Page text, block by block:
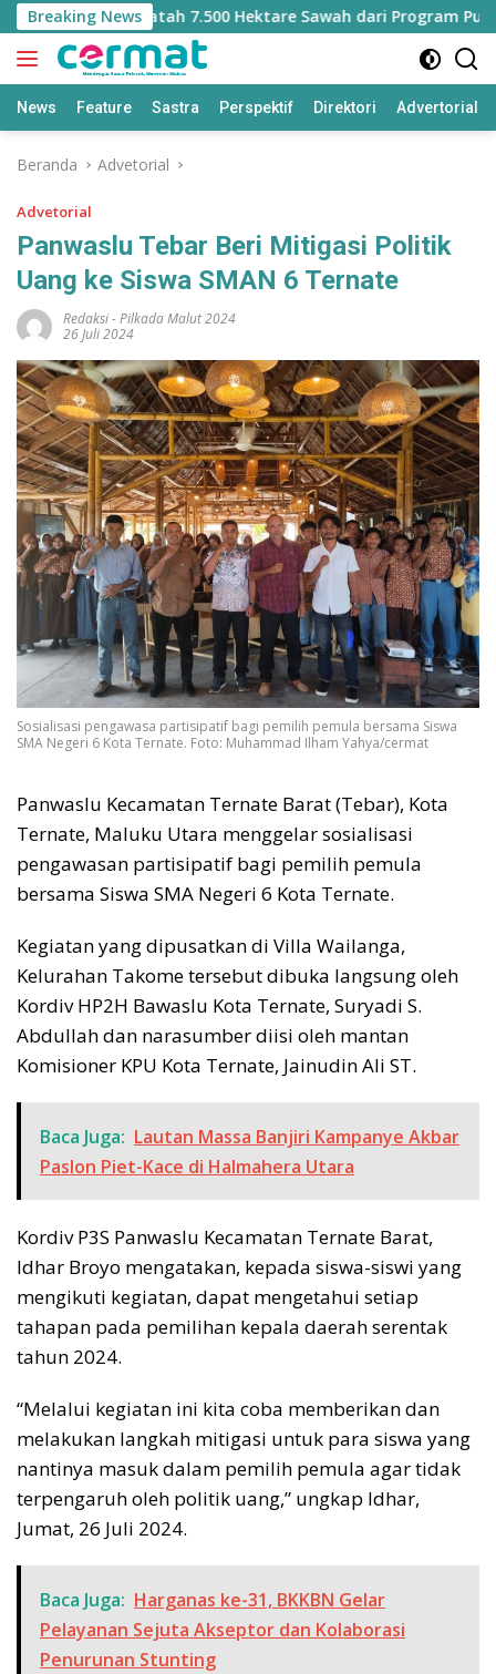
Langsung
ke
konten
Breaking News
Kehilangan Jatah 7.500 Hektare Sawah dari Program Pusat
News Feature Sastra Perspektif Direktori Advertorial
Beranda Advetorial
Advetorial
Panwaslu Tebar Beri Mitigasi Politik
Uang ke Siswa SMAN 6 Ternate
Redaksi-Pilkada Malut 2024
26 Juli 2024
Sosialisasi pengawasa partisipatif bagi pemilih pemula bersama Siswa
SMA Negeri 6 Kota Ternate. Foto: Muhammad Ilham Yahya/cermat
Panwaslu Kecamatan Ternate Barat (Tebar), Kota
Ternate, Maluku Utara menggelar sosialisasi
pengawasan partisipatif bagi pemilih pemula
bersama Siswa SMA Negeri 6 Kota Ternate.
Kegiatan yang dipusatkan di Villa Wailanga,
Kelurahan Takome tersebut dibuka langsung oleh
Kordiv HP2H Bawaslu Kota Ternate, Suryadi S.
Abdullah dan narasumber diisi oleh mantan
Komisioner KPU Kota Ternate, Jainudin Ali ST.
Baca Juga: Lautan Massa Banjiri Kampanye Akbar
Paslon Piet-Kace di Halmahera Utara
Kordiv P3S Panwaslu Kecamatan Ternate Barat,
Idhar Broyo mengatakan, kepada siswa-siswi yang
mengikuti kegiatan, dapat mengetahui setiap
tahapan pada pemilihan kepala daerah serentak
tahun 2024.
“Melalui kegiatan ini kita coba memberikan dan
melakukan langkah mitigasi untuk para siswa yang
nantinya masuk dalam pemilih pemula agar tidak
terpengaruh oleh politik uang,” ungkap Idhar,
Jumat, 26 Juli 2024.
Baca Juga: Harganas ke-31, BKKBN Gelar
Pelayanan Sejuta Akseptor dan Kolaborasi
Penurunan Stunting